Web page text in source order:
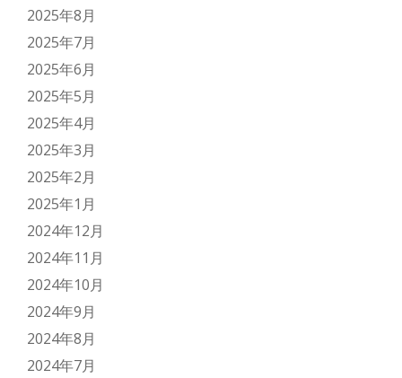
2025年8月
2025年7月
2025年6月
2025年5月
2025年4月
2025年3月
2025年2月
2025年1月
2024年12月
2024年11月
2024年10月
2024年9月
2024年8月
2024年7月